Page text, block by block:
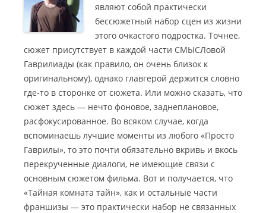
являют собой практически
бессюжетный набор сцен из жизни
этого очкастого подростка. Точнее,
сюжет присутствует в каждой части СМЫСЛовой
Гаврилиады (как правило, он очень близок к
оригинальному), однако главгерой держится словно
где-то в сторонке от сюжета. Или можно сказать, что
сюжет здесь — нечто фоновое, заднеплановое,
расфокусированное. Во всяком случае, когда
вспоминаешь лучшие моменты из любого «Просто
Гаврилы», то это почти обязательно вкривь и вкось
перекрученные диалоги, не имеющие связи с
основным сюжетом фильма. Вот и получается, что
«Тайная комната тайн», как и остальные части
франшизы — это практически набор не связанных